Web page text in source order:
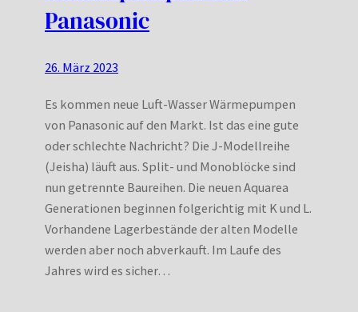
Panasonic
26. März 2023
Es kommen neue Luft-Wasser Wärmepumpen
von Panasonic auf den Markt. Ist das eine gute
oder schlechte Nachricht? Die J-Modellreihe
(Jeisha) läuft aus. Split- und Monoblöcke sind
nun getrennte Baureihen. Die neuen Aquarea
Generationen beginnen folgerichtig mit K und L.
Vorhandene Lagerbestände der alten Modelle
werden aber noch abverkauft. Im Laufe des
Jahres wird es sicher…